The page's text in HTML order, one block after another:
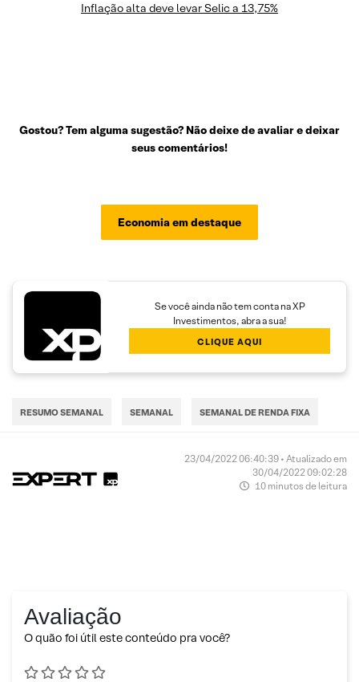
Inflação alta deve levar Selic a 13,75%
Gostou? Tem alguma sugestão? Não deixe de avaliar e deixar
seus comentários!
Economia em destaque
Se você ainda não tem conta na XP
Investimentos, abra a sua!
CLIQUE AQUI
RESUMO SEMANAL SEMANAL SEMANAL DE RENDA FIXA
23/04/2022 06:40:39 • Atualizado em
30/04/2022 09:02:28
10 minutos de leitura
Avaliação
O quão foi útil este conteúdo pra você?